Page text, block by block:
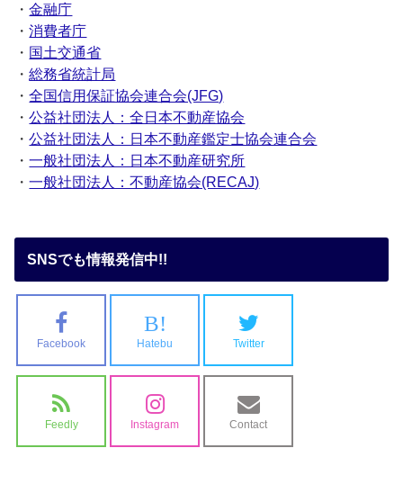
・金融庁
・消費者庁
・ 国土交通省
・総務省統計局
・全国信用保証協会連合会(JFG)
・公益社団法人：全日本不動産協会
・公益社団法人：日本不動産鑑定士協会連合会
・一般社団法人：日本不動産研究所
・一般社団法人：不動産協会(RECAJ)
SNSでも情報発信中!!
Facebook
B!
Hatebu Twitter
Feedly Instagram Contact